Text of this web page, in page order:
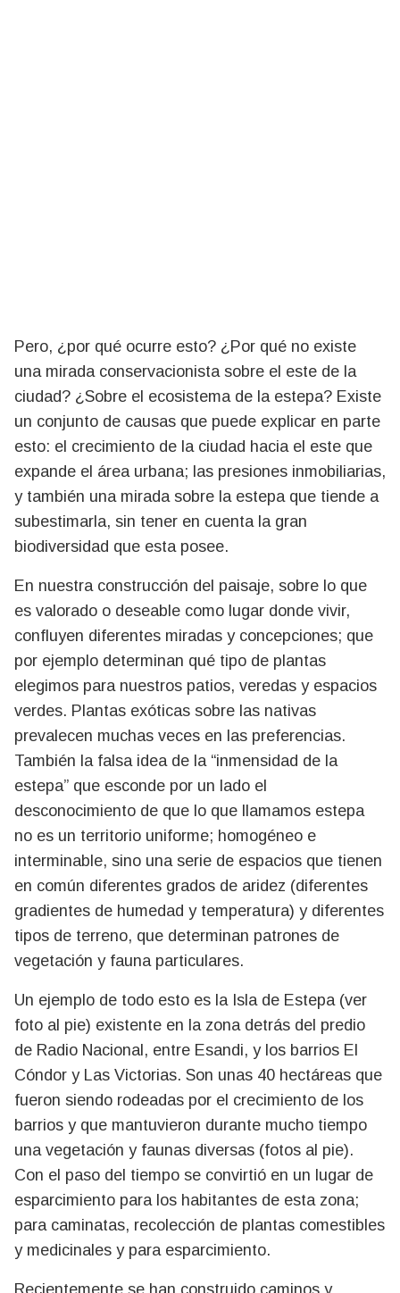
Pero, ¿por qué ocurre esto? ¿Por qué no existe
una mirada conservacionista sobre el este de la
ciudad? ¿Sobre el ecosistema de la estepa? Existe
un conjunto de causas que puede explicar en parte
esto: el crecimiento de la ciudad hacia el este que
expande el área urbana; las presiones inmobiliarias,
y también una mirada sobre la estepa que tiende a
subestimarla, sin tener en cuenta la gran
biodiversidad que esta posee.
En nuestra construcción del paisaje, sobre lo que
es valorado o deseable como lugar donde vivir,
confluyen diferentes miradas y concepciones; que
por ejemplo determinan qué tipo de plantas
elegimos para nuestros patios, veredas y espacios
verdes. Plantas exóticas sobre las nativas
prevalecen muchas veces en las preferencias.
También la falsa idea de la “inmensidad de la
estepa” que esconde por un lado el
desconocimiento de que lo que llamamos estepa
no es un territorio uniforme; homogéneo e
interminable, sino una serie de espacios que tienen
en común diferentes grados de aridez (diferentes
gradientes de humedad y temperatura) y diferentes
tipos de terreno, que determinan patrones de
vegetación y fauna particulares.
Un ejemplo de todo esto es la Isla de Estepa (ver
foto al pie) existente en la zona detrás del predio
de Radio Nacional, entre Esandi, y los barrios El
Cóndor y Las Victorias. Son unas 40 hectáreas que
fueron siendo rodeadas por el crecimiento de los
barrios y que mantuvieron durante mucho tiempo
una vegetación y faunas diversas (fotos al pie).
Con el paso del tiempo se convirtió en un lugar de
esparcimiento para los habitantes de esta zona;
para caminatas, recolección de plantas comestibles
y medicinales y para esparcimiento.
Recientemente se han construido caminos y